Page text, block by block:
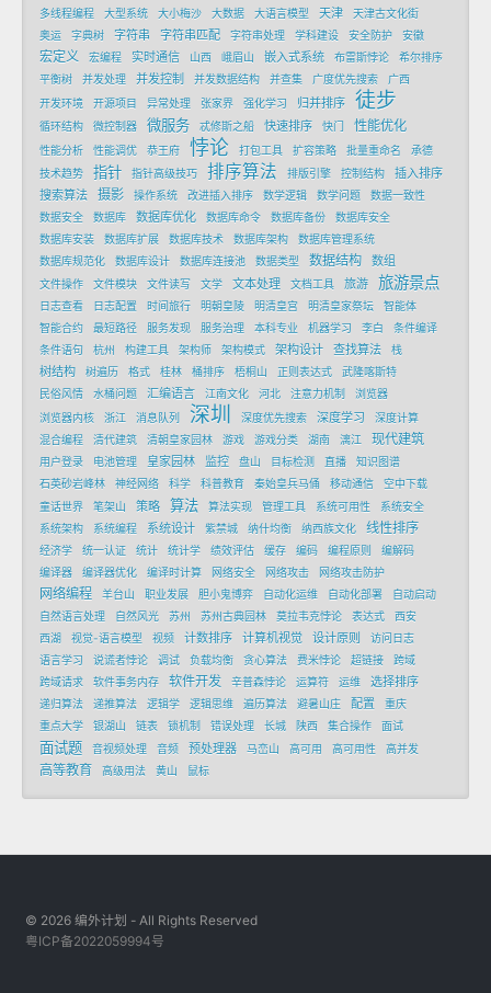
多线程编程 大型系统 大小梅沙 大数据 大语言模型 天津
天津古文化街
奥运
字典树 字符串 字符串匹配 字符串处理 学科建设 安全防护 安徽
宏定义 宏编程 实时通信 山西 峨眉山 嵌入式系统 布雷斯悖论
希尔排序
平衡树
并发处理 并发控制 并发数据结构 并查集 广度优先搜索
广西
开发环境
开源项目 异常处理 张家界 强化学习 归并排序 徒步
循环结构 微控制器 微服务 忒修斯之船 快速排序 快门 性能优化
性能分析 性能调优 恭王府 悖论 打包工具 扩容策略 批量重命名
承德
技术趋势
指针 指针高级技巧 排序算法 排版引擎 控制结构
插入排序
搜索算法
摄影 操作系统 改进插入排序 数学逻辑 数学问题
数据一致性
数据安全
数据库 数据库优化 数据库命令 数据库备份
数据库安全
数据库安装
数据库扩展 数据库技术 数据库架构
数据库管理系统
数据库规范化
数据库设计 数据库连接池 数据类型 数据结构 数组
文件操作 文件模块 文件读写 文学 文本处理 文档工具 旅游 旅游景点
日志查看 日志配置 时间旅行 明朝皇陵 明清皇宫 明清皇家祭坛
智能体
智能合约
最短路径 服务发现 服务治理 本科专业 机器学习 李白
条件编译
条件语句
杭州 构建工具 架构师 架构模式 架构设计 查找算法 栈
树结构 树遍历 格式 桂林 桶排序 梧桐山 正则表达式
武隆喀斯特
民俗风情
水桶问题 汇编语言 江南文化 河北 注意力机制
浏览器
浏览器内核
浙江 消息队列 深圳 深度优先搜索 深度学习
深度计算
混合编程
清代建筑 清朝皇家园林 游戏 游戏分类 湖南 漓江 现代建筑
用户登录 电池管理 皇家园林 监控 盘山 目标检测 直播
知识图谱
石英砂岩峰林
神经网络 科学 科普教育 秦始皇兵马俑 移动通信
空中下载
童话世界
笔架山 策略 算法 算法实现 管理工具 系统可用性
系统安全
系统架构
系统编程 系统设计 紫禁城 纳什均衡 纳西族文化 线性排序
经济学 统一认证 统计 统计学 绩效评估 缓存 编码 编程原则
编解码
编译器
编译器优化 编译时计算 网络安全 网络攻击 网络攻击防护
网络编程 羊台山 职业发展 胆小鬼博弈 自动化运维 自动化部署
自动启动
自然语言处理
自然风光 苏州 苏州古典园林 莫拉韦克悖论 表达式
西安
西湖
视觉-语言模型 视频 计数排序 计算机视觉 设计原则
访问日志
语言学习
说谎者悖论 调试 负载均衡 贪心算法 费米悖论 超链接
跨域
跨域请求
软件事务内存 软件开发 辛普森悖论 运算符 运维 选择排序
递归算法 递推算法 逻辑学 逻辑思维 遍历算法 避暑山庄 配置
重庆
重点大学
银湖山 链表 锁机制 错误处理 长城 陕西 集合操作 面试
面试题 音视频处理 音频 预处理器 马峦山 高可用 高可用性 高并发
高等教育 高级用法 黄山 鼠标
© 2026 编外计划 - All Rights Reserved
粤ICP备2022059994号